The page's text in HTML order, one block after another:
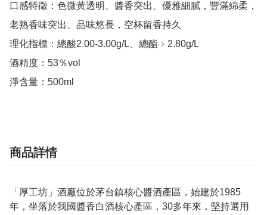
口感特徵：色微黃透明、醬香突出、優雅細膩，豐滿綿柔，
老熟香味突出、品味悠長，空杯留香持久
理化指標：總酸2.00-3.00g/L、總酯﹥2.80g/L
酒精度：53％vol
淨含量：500ml
商品詳情
「厚工坊」酒廠位於茅台鎮核心醬酒產區，始建於1985
年，坐落於我國醬香白酒核心產區，30多年來，堅持選用